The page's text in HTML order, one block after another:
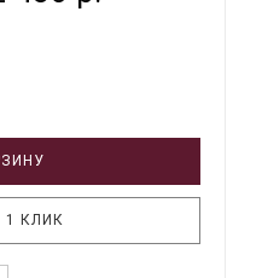
1 КЛИК